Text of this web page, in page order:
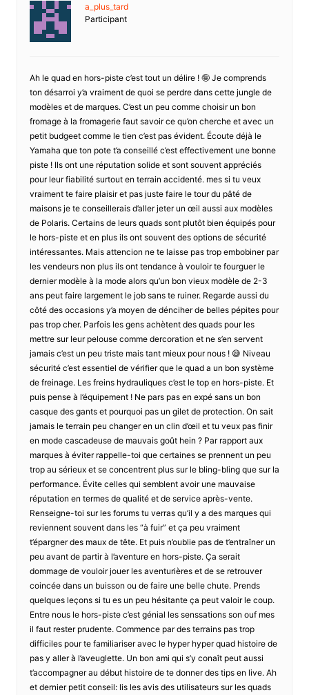
a_plus_tard
Participant
Ah le quad en hors-piste c’est tout un délire ! 🤪 Je comprends
ton désarroi y’a vraiment de quoi se perdre dans cette jungle de
modèles et de marques. C’est un peu comme choisir un bon
fromage à la fromagerie faut savoir ce qu’on cherche et avec un
petit budgeet comme le tien c’est pas évident. Écoute déjà le
Yamaha que ton pote t’a conseillé c’est effectivement une bonne
piste ! Ils ont une réputation solide et sont souvent appréciés
pour leur fiabilité surtout en terrain accidenté. mes si tu veux
vraiment te faire plaisir et pas juste faire le tour du pâté de
maisons je te conseillerais d’aller jeter un œil aussi aux modèles
de Polaris. Certains de leurs quads sont plutôt bien équipés pour
le hors-piste et en plus ils ont souvent des options de sécurité
intéressantes. Mais attencion ne te laisse pas trop embobiner par
les vendeurs non plus ils ont tendance à vouloir te fourguer le
dernier modèle à la mode alors qu’un bon vieux modèle de 2-3
ans peut faire largement le job sans te ruiner. Regarde aussi du
côté des occasions y’a moyen de dénciher de belles pépites pour
pas trop cher. Parfois les gens achètent des quads pour les
mettre sur leur pelouse comme dercoration et ne s’en servent
jamais c’est un peu triste mais tant mieux pour nous ! 😅 Niveau
sécurité c’est essentiel de vérifier que le quad a un bon système
de freinage. Les freins hydrauliques c’est le top en hors-piste. Et
puis pense à l’équipement ! Ne pars pas en expé sans un bon
casque des gants et pourquoi pas un gilet de protection. On sait
jamais le terrain peu changer en un clin d’œil et tu veux pas finir
en mode cascadeuse de mauvais goût hein ? Par rapport aux
marques à éviter rappelle-toi que certaines se prennent un peu
trop au sérieux et se concentrent plus sur le bling-bling que sur la
performance. Évite celles qui semblent avoir une mauvaise
réputation en termes de qualité et de service après-vente.
Renseigne-toi sur les forums tu verras qu’il y a des marques qui
reviennent souvent dans les “à fuir” et ça peu vraiment
t’épargner des maux de tête. Et puis n’oublie pas de t’entraîner un
peu avant de partir à l’aventure en hors-piste. Ça serait
dommage de vouloir jouer les aventurières et de se retrouver
coincée dans un buisson ou de faire une belle chute. Prends
quelques leçons si tu es un peu hésitante ça peut valoir le coup.
Entre nous le hors-piste c’est génial les senssations son ouf mes
il faut rester prudente. Commence par des terrains pas trop
difficiles pour te familiariser avec le hyper hyper quad histoire de
pas y aller à l’aveuglette. Un bon ami qui s’y conaît peut aussi
t’accompagner au début histoire de te donner des tips en live. Ah
et dernier petit conseil: lis les avis des utilisateurs sur les quads